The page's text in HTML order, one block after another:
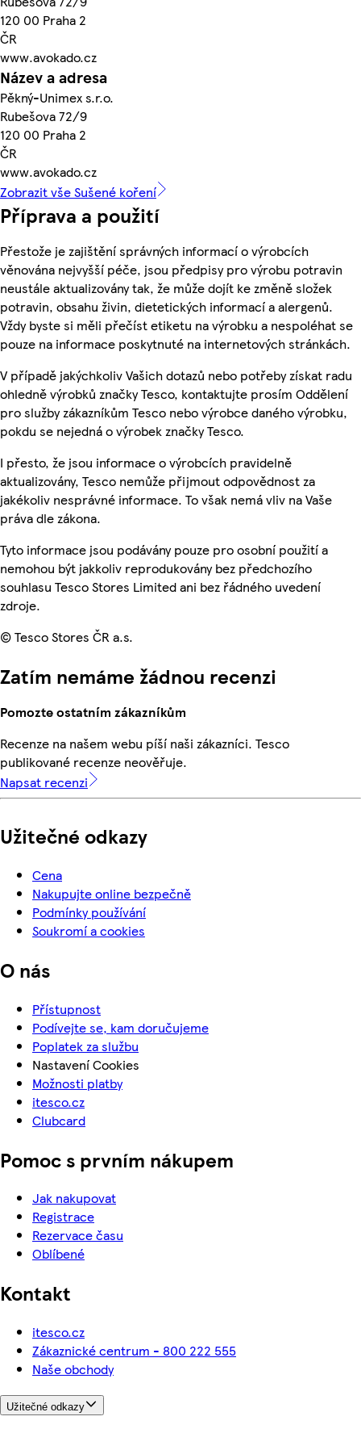
120 00 Praha 2
ČR
www.avokado.cz
Název a adresa
Pěkný-Unimex s.r.o.
Rubešova 72/9
120 00 Praha 2
ČR
www.avokado.cz
Zobrazit vše Sušené koření
Příprava a použití
Přestože je zajištění správných informací o výrobcích
věnována nejvyšší péče, jsou předpisy pro výrobu potravin
neustále aktualizovány tak, že může dojít ke změně složek
potravin, obsahu živin, dietetických informací a alergenů.
Vždy byste si měli přečíst etiketu na výrobku a nespoléhat se
pouze na informace poskytnuté na internetových stránkách.
V případě jakýchkoliv Vašich dotazů nebo potřeby získat radu
ohledně výrobků značky Tesco, kontaktujte prosím Oddělení
pro služby zákazníkům Tesco nebo výrobce daného výrobku,
pokdu se nejedná o výrobek značky Tesco.
I přesto, že jsou informace o výrobcích pravidelně
aktualizovány, Tesco nemůže přijmout odpovědnost za
jakékoliv nesprávné informace. To však nemá vliv na Vaše
práva dle zákona.
Tyto informace jsou podávány pouze pro osobní použití a
nemohou být jakkoliv reprodukovány bez předchozího
souhlasu Tesco Stores Limited ani bez řádného uvedení
zdroje.
© Tesco Stores ČR a.s.
Zatím nemáme žádnou recenzi
Pomozte ostatním zákazníkům
Recenze na našem webu píší naši zákazníci. Tesco
publikované recenze neověřuje.
Napsat recenzi
Užitečné odkazy
Cena
Nakupujte online bezpečně
Podmínky používání
Soukromí a cookies
O nás
Přístupnost
Podívejte se, kam doručujeme
Poplatek za službu
Nastavení Cookies
Možnosti platby
itesco.cz
Clubcard
Pomoc s prvním nákupem
Jak nakupovat
Registrace
Rezervace času
Oblíbené
Kontakt
itesco.cz
Zákaznické centrum - 800 222 555
Naše obchody
Užitečné odkazy